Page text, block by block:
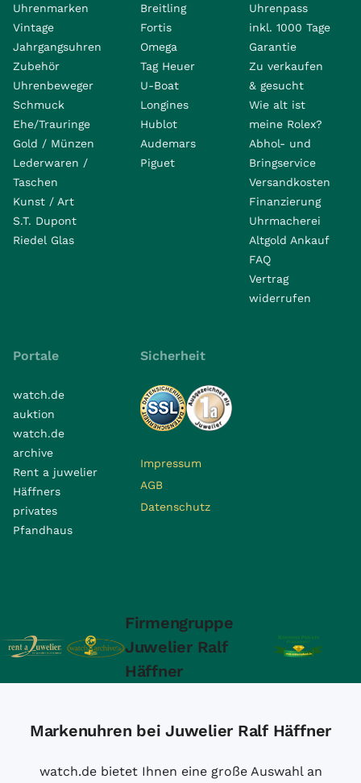
Uhrenmarken
Vintage
Jahrgangsuhren
Zubehör
Uhrenbeweger
Schmuck
Ehe/Trauringe
Gold / Münzen
Lederwaren /
Taschen
Kunst / Art
S.T. Dupont
Riedel Glas
Breitling
Fortis
Omega
Tag Heuer
U-Boat
Longines
Hublot
Audemars
Piguet
Uhrenpass
inkl. 1000 Tage
Garantie
Zu verkaufen
& gesucht
Wie alt ist
meine Rolex?
Abhol- und
Bringservice
Versandkosten
Finanzierung
Uhrmacherei
Altgold Ankauf
FAQ
Vertrag
widerrufen
Portale
watch.de
auktion
watch.de
archive
Rent a juwelier
Häffners
privates
Pfandhaus
Sicherheit
Impressum
AGB
Datenschutz
Firmengruppe
Juwelier Ralf
Häffner
Markenuhren bei Juwelier Ralf Häffner
watch.de bietet Ihnen eine große Auswahl an